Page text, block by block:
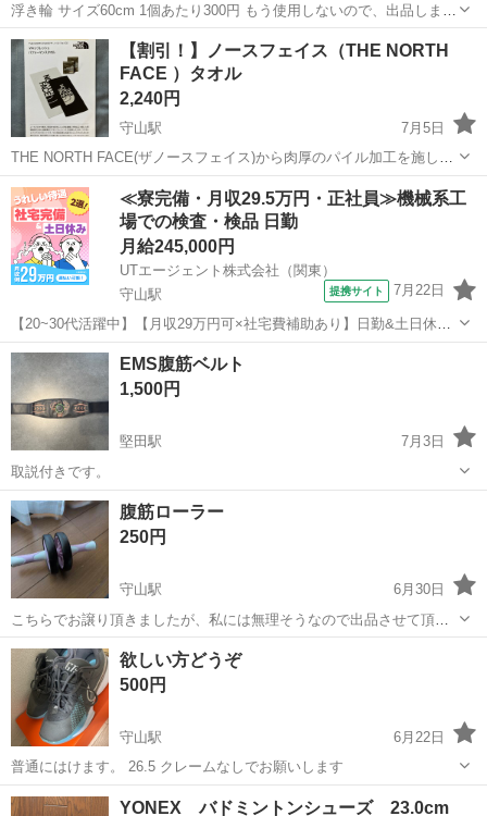
浮き輪 サイズ60cm 1個あたり300円 もう使用しないので、出品します
使用済み、自宅保管のため、ご理解ある方よろしくお願いします
滋賀 守山市 守山駅 浮き輪
【割引！】ノースフェイス（THE NORTH
FACE ）タオル
2,240円
守山駅
7月5日
THE NORTH FACE(ザノースフェイス)から肉厚のパイル加工を施し
た、抗菌消臭機能を持つ高機能スポーツタオル『MAXIFRESH PF
Towel』 未開封の新品です。 スポーツ時やアウトドア時など汎用性...
滋賀 守山市 守山駅 マリンスポーツ
THE NORTH FACE
≪寮完備・月収29.5万円・正社員≫機械系工
場での検査・検品 日勤
月給245,000円
UTエージェント株式会社（関東）
守山駅
提携サイト 7月22日
【20~30代活躍中】【月収29万円可×社宅費補助あり】日勤&土日休み
☆エンジン部品の測定・検査♪無料送迎あり◎《Jejx1C》 詳細情報 ＼
大型エンジン部品の測定・検査♪／ ＜具体的には…＞ ◆大型エンジン
に使用する金...
滋賀 守山市 守山駅 その他
EMS腹筋ベルト
1,500円
堅田駅
7月3日
取説付きです。
滋賀 守山市 堅田駅
腹筋ローラー
250円
守山駅
6月30日
こちらでお譲り頂きましたが、私には無理そうなので出品させて頂き
ました。 頂いた時より５０円引でいかがですか？
滋賀 守山市 守山駅 フィットネス、トレーニング
欲しい方どうぞ
500円
守山駅
6月22日
普通にはけます。 26.5 クレームなしでお願いします
滋賀 守山市 バスケットボール
YONEX バドミントンシューズ 23.0cm